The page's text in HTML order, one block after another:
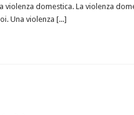
domestica. La violenza
Una violenza [...]